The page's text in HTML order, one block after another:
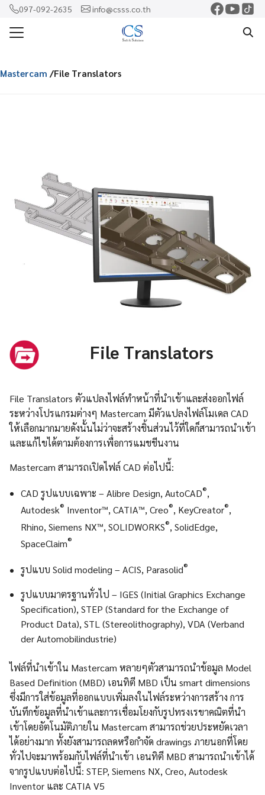
Skip
content
097-092-2635 info@csss.co.th
ก
Search
Mastercam /File Translators
File Translators
File Translators ตัวแปลงไฟล์ทำหน้าที่นำเข้าและส่งออกไฟล์
ระหว่างโปรแกรมต่างๆ Mastercam มีตัวแปลงไฟล์โมเดล CAD
ให้เลือกมากมายดังนั้นไม่ว่าจะสร้างชิ้นส่วนไว้ที่ใดก็สามารถนำเข้า
และแก้ไขได้ตามต้องการเพื่อการแมชชีนงาน
Mastercam สามารถเปิดไฟล์ CAD ต่อไปนี้:
CAD รูปแบบเฉพาะ – Alibre Design, AutoCAD®,
Autodesk® Inventor™, CATIA™, Creo®, KeyCreator®,
Rhino, Siemens NX™, SOLIDWORKS®, SolidEdge,
SpaceClaim®
รูปแบบ Solid modeling – ACIS, Parasolid®
รูปแบบมาตรฐานทั่วไป – IGES (Initial Graphics Exchange
Specification), STEP (Standard for the Exchange of
Product Data), STL (Stereolithography), VDA (Verband
der Automobilindustrie)
ไฟล์ที่นำเข้าใน Mastercam หลายๆตัวสามารถนำข้อมูล Model
Based Definition (MBD) เอนทิตี MBD เป็น smart dimensions
ซึ่งมีการใส่ข้อมูลที่ออกแบบเพิ่มลงในไฟล์ระหว่างการสร้าง การ
บันทึกข้อมูลที่นำเข้าและการเชื่อมโยงกับรูปทรงเรขาคณิตที่นำ
เข้าโดยอัตโนมัติภายใน Mastercam สามารถช่วยประหยัดเวลา
ได้อย่างมาก ทั้งยังสามารถลดหรือกำจัด drawings ภายนอกที่โดย
ทั่วไปจะมาพร้อมกับไฟล์ที่นำเข้า เอนทิตี MBD สามารถนำเข้าได้
จากรูปแบบต่อไปนี้: STEP, Siemens NX, Creo, Autodesk
Inventor และ CATIA V5